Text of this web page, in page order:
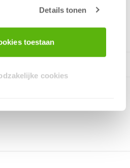
Details tonen
toestaan
cookies